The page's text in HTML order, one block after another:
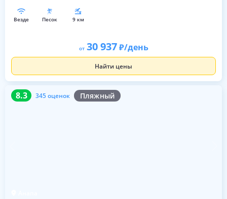
везде песок 9 км
от 30 937 /день
Найти цены
8.3 345 оценок Пляжный
8.3 345 оценок